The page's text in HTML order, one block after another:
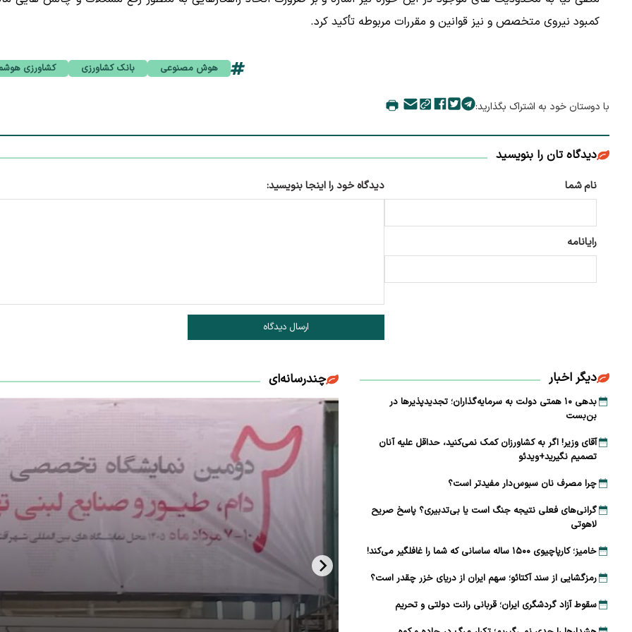
کمبود نیروی متخصص و نیز قوانین و مقررات مربوطه تأکید کرد.
هوش مصنوعی بانک کشاورزی کشاورزی
با دوستان خود به اشتراک بگذارید:
دیدگاه تان را بنویسید
نام شما
رایانامه
دیدگاه خود را اینجا بنویسید:
ارسال دیدگاه
دیگر اخبار
بدهی ۱۰ همتی دولت به سرمایه‌گذاران؛ تجدیدپذیرها در
بن‌بست
آقای وزیر! اگر به کشاورزان کمک نمی‌کنید، حداقل علیه آنان
تصمیم نگیرید+ویدئو
چرا مصرف نان سبوس‌دار مفیدتر است؟
گرانی‌های فعلی نتیجه جنگ است یا بی‌تدبیری؟ پاسخ صریح
لاهوتی
خامیز؛ کارپاچیوی ۱۵۰۰ ساله ساسانی که شما را غافلگیر می‌کند!
رمزگشایی از سند آکتائو؛ سهم ایران از دریای خزر چقدر است؟
سقوط آزاد گردشگری ایران؛ قربانی رانت دولتی و تحریم
چندرسانه‌ای